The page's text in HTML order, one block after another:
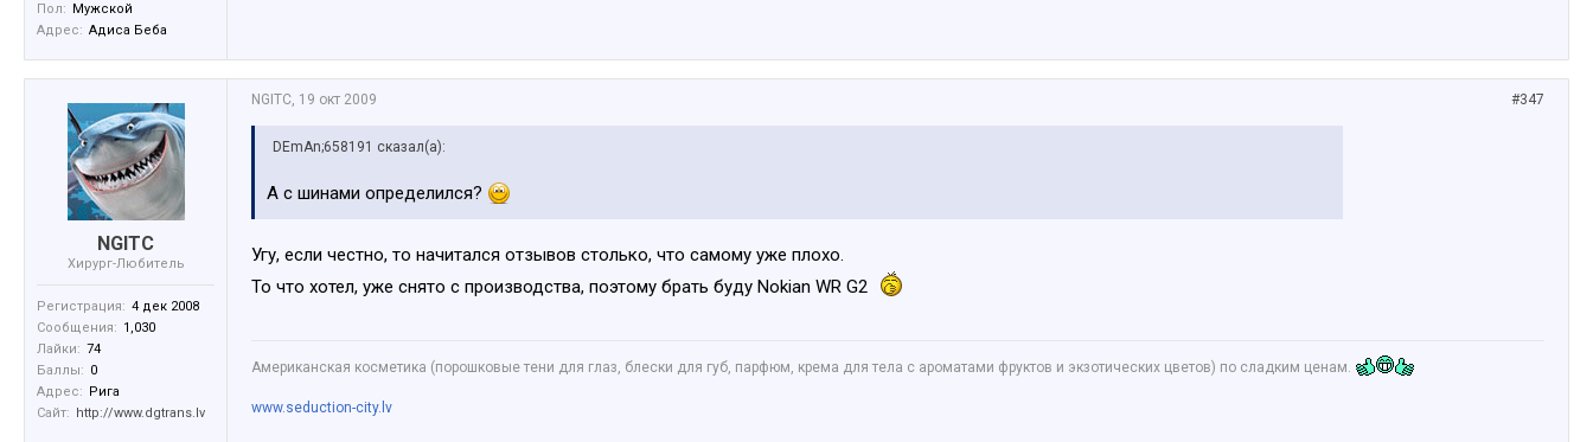
Пол: Мужской
Адрес: Адиса Беба
NGITC
Хирург-Любитель
Регистрация: 4 дек 2008
Сообщения: 1,030
Лайки: 74
Баллы: 0
Адрес: Рига
Сайт: http://www.dgtrans.lv
#347
NGITC, 19 окт 2009
DEmAn;658191 сказал(а):
А с шинами определился?
Угу, если честно, то начитался отзывов столько, что самому уже плохо.
То что хотел, уже снято с производства, поэтому брать буду Nokian WR G2
Американская косметика (порошковые тени для глаз, блески для губ, парфюм, крема для тела с ароматами фруктов и экзотических цветов) по сладким ценам.
www.seduction-city.lv